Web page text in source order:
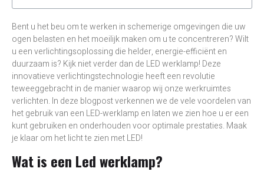
Bent u het beu om te werken in schemerige omgevingen die uw
ogen belasten en het moeilijk maken om u te concentreren? Wilt
u een verlichtingsoplossing die helder, energie-efficiënt en
duurzaam is? Kijk niet verder dan de LED werklamp! Deze
innovatieve verlichtingstechnologie heeft een revolutie
teweeggebracht in de manier waarop wij onze werkruimtes
verlichten. In deze blogpost verkennen we de vele voordelen van
het gebruik van een LED-werklamp en laten we zien hoe u er een
kunt gebruiken en onderhouden voor optimale prestaties. Maak
je klaar om het licht te zien met LED!
Wat is een Led werklamp?